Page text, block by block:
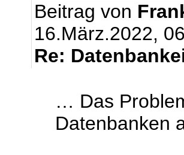
Beitrag von
16.März.2022,
Re:
… Das
Datenbanken